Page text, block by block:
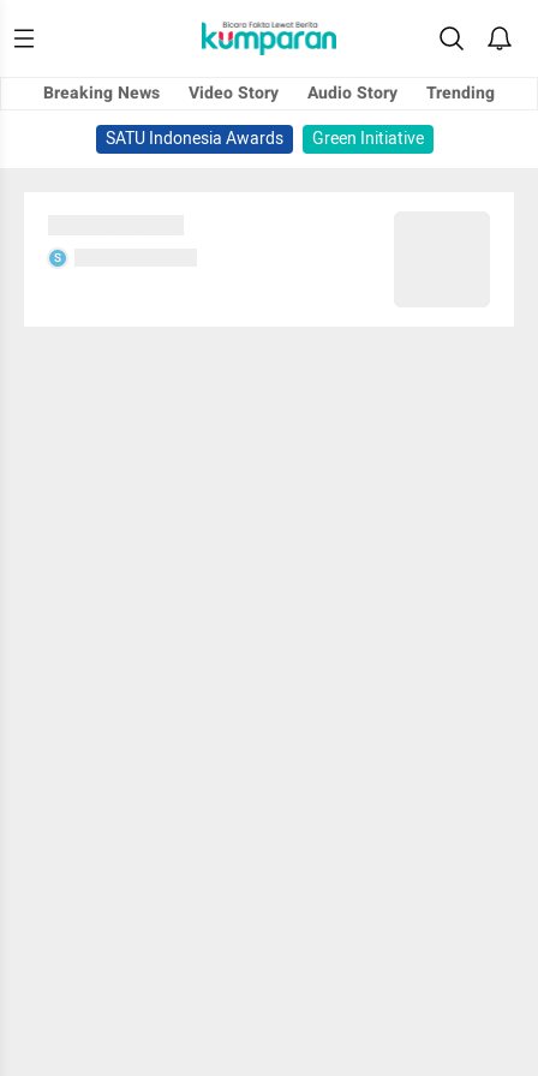
Breaking News Video Story Audio Story
Trending
SATU Indonesia Awards
Green Initiative
S